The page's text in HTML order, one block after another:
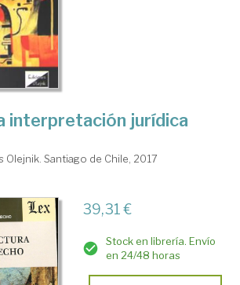
interpretación jurídica
Olejnik. Santiago de Chile, 2017
39,31 €
Stock en librería. Envío
en 24/48 horas